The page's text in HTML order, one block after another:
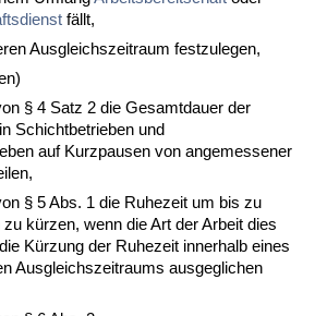
fällt,
Ausgleichszeitraum festzulegen,
§ 4 Satz 2 die Gesamtdauer der
Schichtbetrieben und
auf Kurzpausen von angemessener
§ 5 Abs. 1 die Ruhezeit um bis zu
kürzen, wenn die Art der Arbeit dies
Kürzung der Ruhezeit innerhalb eines
Ausgleichszeitraums ausgeglichen